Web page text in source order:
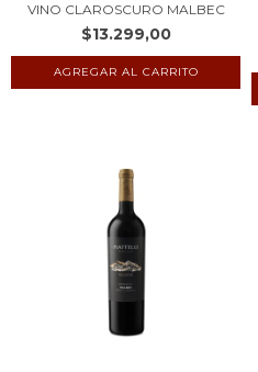
VINO CLAROSCURO MALBEC
$13.299,00